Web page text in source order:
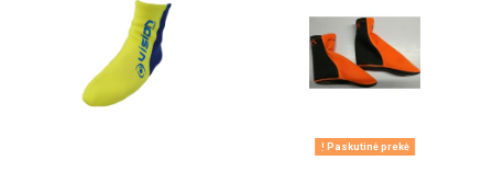
Paskutinė prekė